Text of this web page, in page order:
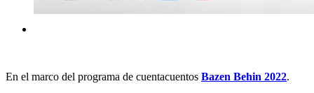
En el marco del programa de cuentacuentos Bazen Behin 2022.